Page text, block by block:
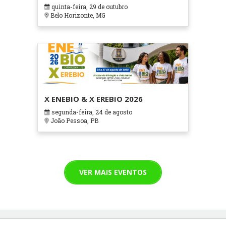
Cuidados Paliativos - ATOHOSP
quinta-feira, 29 de outubro
Belo Horizonte, MG
X ENEBIO & X EREBIO 2026
segunda-feira, 24 de agosto
João Pessoa, PB
VER MAIS EVENTOS